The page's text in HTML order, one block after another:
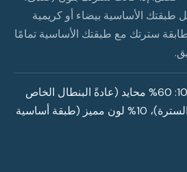
طبقتك الأساسية بيضاء أو كريمية
سترتك مع طبقتك الأساسية تمامًا
استخدم قاعدة 60-30-10: 60% محايد (عادةً البنطال الخاص
بك)، 30% محايد ثانوي (السترة)، 10% لون مميز (طبقة أساسية